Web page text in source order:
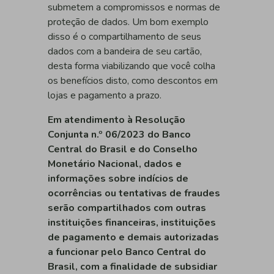
submetem a compromissos e normas de
proteção de dados. Um bom exemplo
disso é o compartilhamento de seus
dados com a bandeira de seu cartão,
desta forma viabilizando que você colha
os benefícios disto, como descontos em
lojas e pagamento a prazo.
Em atendimento à Resolução
Conjunta n.º 06/2023 do Banco
Central do Brasil e do Conselho
Monetário Nacional, dados e
informações sobre indícios de
ocorrências ou tentativas de fraudes
serão compartilhados com outras
instituições financeiras, instituições
de pagamento e demais autorizadas
a funcionar pelo Banco Central do
Brasil, com a finalidade de subsidiar